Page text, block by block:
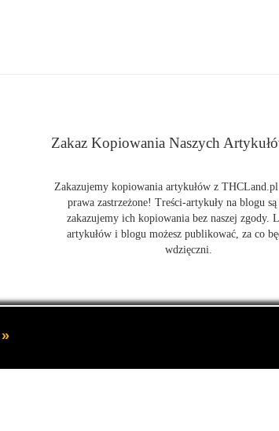
Zakaz Kopiowania Naszych
Zakazujemy kopiowania artykułów z
prawa zastrzeżone! Treści-artykuły na blogu są
zakazujemy ich kopiowania bez naszej zgody.
artykułów i blogu możesz publikować, za co
wdzięczni.
THC a także CBD.